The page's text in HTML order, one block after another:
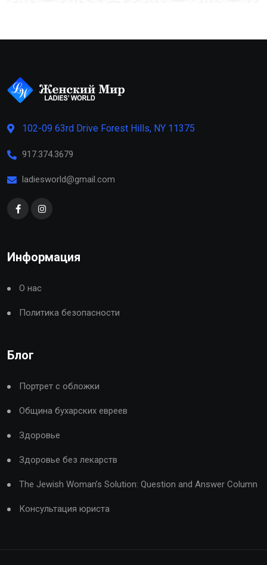
102-09 63rd Drive Forest Hills, NY 11375
917.374.3679
ladiesworld@gmail.com
Информация
О нас
Политика безопасности
Блог
Портрет с обложки
Община бухарских евреев
Здоровье
Здоровье без лекарств
The Jewish Woman’s Solution: Question and Answer Column
Консультация юриста